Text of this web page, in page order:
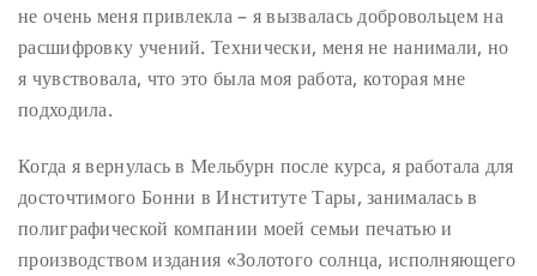
не очень меня привлекла – я вызвалась добровольцем на
расшифровку учений. Технически, меня не нанимали, но
я чувствовала, что это была моя работа, которая мне
подходила.
Когда я вернулась в Мельбурн после курса, я работала для
досточтимого Бонни в Институте Тары, занималась в
полиграфической компании моей семьи печатью и
производством издания «Золотого солнца, исполняющего